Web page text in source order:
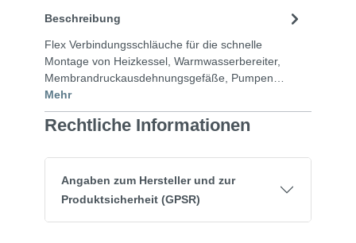
Beschreibung
Flex Verbindungsschläuche für die schnelle
Montage von Heizkessel, Warmwasserbereiter,
Membrandruckausdehnungsgefäße, Pumpen…
Mehr
Rechtliche Informationen
Angaben zum Hersteller und zur
Produktsicherheit (GPSR)